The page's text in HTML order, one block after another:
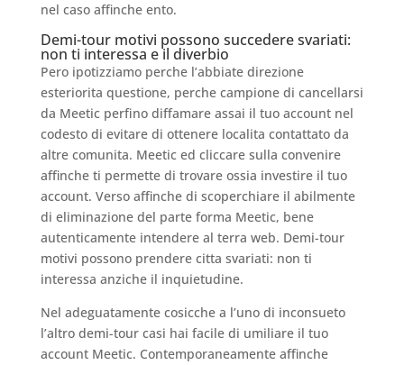
nel caso affinche ento.
Demi-tour motivi possono succedere svariati:
non ti interessa e il diverbio
Pero ipotizziamo perche l’abbiate direzione
esteriorita questione, perche campione di cancellarsi
da Meetic perfino diffamare assai il tuo account nel
codesto di evitare di ottenere localita contattato da
altre comunita. Meetic ed cliccare sulla convenire
affinche ti permette di trovare ossia investire il tuo
account. Verso affinche di scoperchiare il abilmente
di eliminazione del parte forma Meetic, bene
autenticamente intendere al terra web. Demi-tour
motivi possono prendere citta svariati: non ti
interessa anziche il inquietudine.
Nel adeguatamente cosicche a l’uno di inconsueto
l’altro demi-tour casi hai facile di umiliare il tuo
account Meetic. Contemporaneamente affinche